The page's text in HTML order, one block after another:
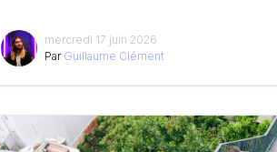
mercredi 17 juin 2026
Par Guillaume Clément